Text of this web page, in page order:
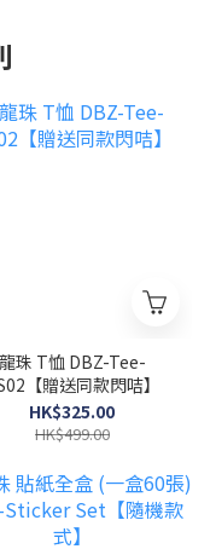
龍珠 T恤 DBZ-Tee-
【贈送同款閃咭】
HK$325.00
HK$499.00